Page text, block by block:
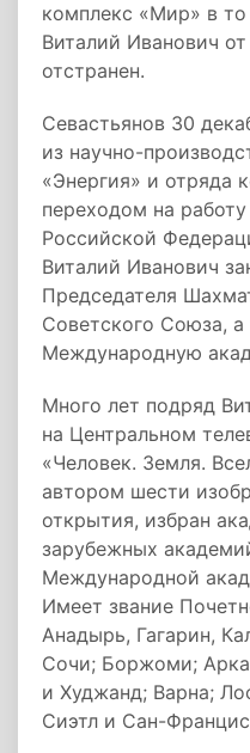
комплекс «Мир» в
Виталий Иванович
отстранен.
Севастьянов 30
из научно-
«Энергия» и отряда
переходом на
Российской
Виталий Иванович
Председателя
Советского Союза,
Международную
Много лет подряд
на Центральном
«Человек. Земля.
автором шести
открытия, избран
зарубежных
Международной
Имеет звание
Анадырь, Гагарин,
Сочи; Боржоми;
и Худжанд; Варна;
Сиэтл и Сан­-